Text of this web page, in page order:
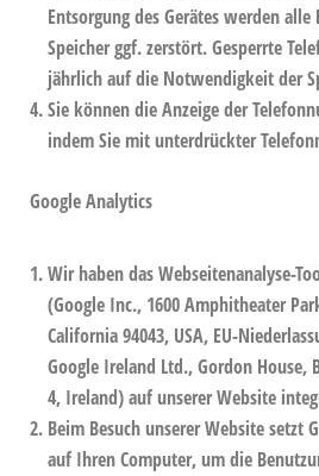
Entsorgung des Gerätes werden
Speicher ggf. zerstört. Gesperrte
jährlich auf die Notwendigkeit der
Sie können die Anzeige der
indem Sie mit unterdrückter
Google Analytics
Wir haben das Webseitenanalyse-
(Google Inc., 1600 Amphitheater
California 94043, USA, EU-
Google Ireland Ltd., Gordon House,
4, Ireland) auf unserer Website
Beim Besuch unserer Website setzt
auf Ihren Computer, um die